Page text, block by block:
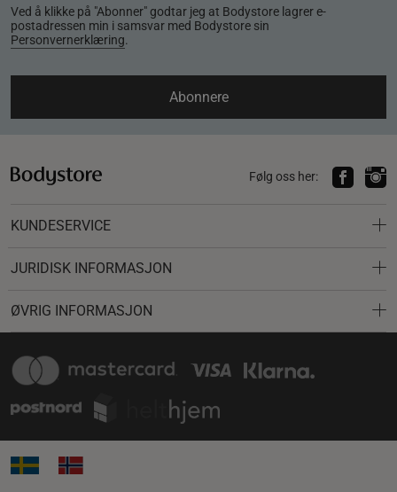
Ved å klikke på "Abonner" godtar jeg at Bodystore lagrer e-
postadressen min i samsvar med Bodystore sin
Personvernerklæring.
Abonnere
Følg oss her:
KUNDESERVICE
JURIDISK INFORMASJON
ØVRIG INFORMASJON